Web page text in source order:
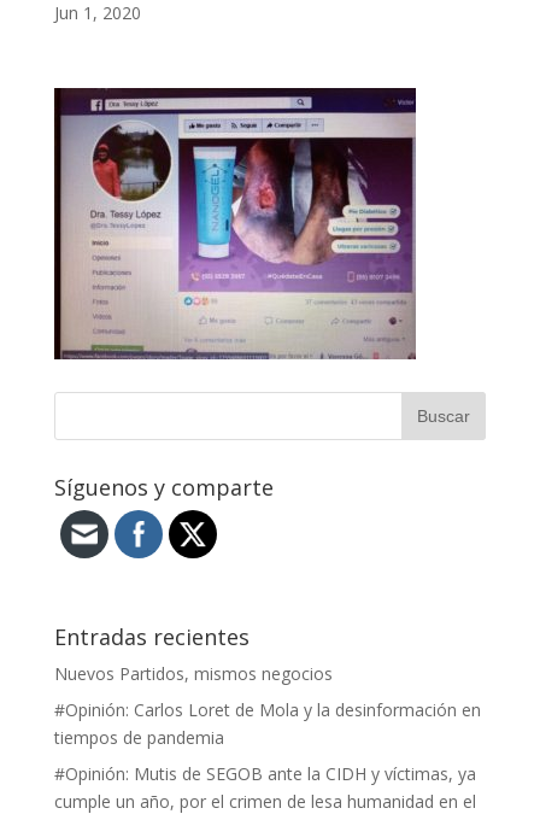
Jun 1, 2020
Síguenos y comparte
Entradas recientes
Nuevos Partidos, mismos negocios
#Opinión: Carlos Loret de Mola y la desinformación en
tiempos de pandemia
#Opinión: Mutis de SEGOB ante la CIDH y víctimas, ya
cumple un año, por el crimen de lesa humanidad en el